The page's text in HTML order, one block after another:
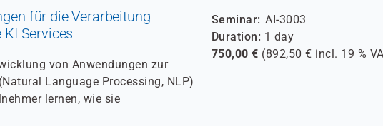
für die Verarbeitung
Services
von Anwendungen zur
Language Processing, NLP)
lernen, wie sie
Seminar
AI-3003
Duration
1 day
750,00 € (892,50 € incl. 19 %